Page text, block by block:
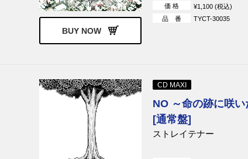
BUY NOW
価 格
¥1,100 (税込)
品 番
TYCT-30035
CD MAXI
NO ～命の跡に咲い
[通常盤]
ストレイテナー